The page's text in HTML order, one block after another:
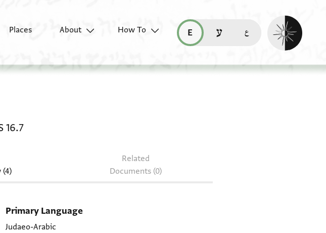
Places About
How To
read this page in English (en)
קריאת העמוד ב-עברית (he)
Enable dark
16.7
(4)
Related
Documents (0)
Primary Language
Judaeo-Arabic